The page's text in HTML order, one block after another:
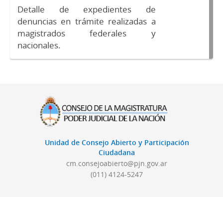
Detalle de expedientes de
denuncias en trámite realizadas a
magistrados federales y
nacionales.
Unidad de Consejo Abierto y Participación
Ciudadana
cm.consejoabierto@pjn.gov.ar
(011) 4124-5247